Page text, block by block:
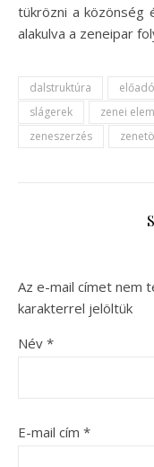
tükrözni a közönség
alakulva a zeneipar
dalstruktúra
slágerek
zenei
zeneszerzés
Az e-mail címet nem
karakterrel jelöltük
Név *
E-mail cím *